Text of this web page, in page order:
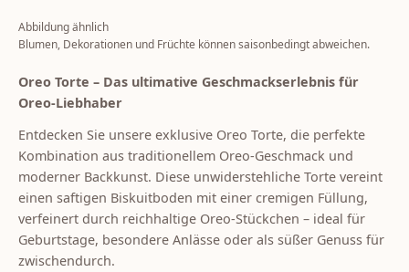
Abbildung ähnlich
Blumen, Dekorationen und Früchte können saisonbedingt abweichen.
Oreo Torte – Das ultimative Geschmackserlebnis für
Oreo-Liebhaber
Entdecken Sie unsere exklusive Oreo Torte, die perfekte
Kombination aus traditionellem Oreo-Geschmack und
moderner Backkunst. Diese unwiderstehliche Torte vereint
einen saftigen Biskuitboden mit einer cremigen Füllung,
verfeinert durch reichhaltige Oreo-Stückchen – ideal für
Geburtstage, besondere Anlässe oder als süßer Genuss für
zwischendurch.